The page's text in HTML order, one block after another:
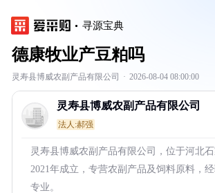
寻源宝典
德康牧业产豆粕吗
灵寿县博威农副产品有限公司 · 2026-08-04 08:00:00
灵寿县博威农副产品有限公司
法人:郝强
灵寿县博威农副产品有限公司，位于河北石
2021年成立，专营农副产品及饲料原料，
专业。